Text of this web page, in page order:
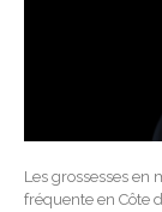
Les grossesses
fréquente en Côte